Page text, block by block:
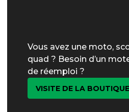
Vous avez une moto,
quad ? Besoin d’un
de réemploi ?
VISITE DE LA BOUTIQUE